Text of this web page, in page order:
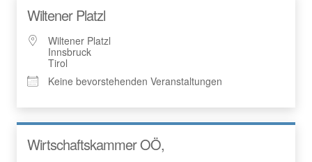
Wiltener Platzl
Wiltener Platzl
Innsbruck
Tirol
Keine bevorstehenden Veranstaltungen
Wirtschaftskammer OÖ,